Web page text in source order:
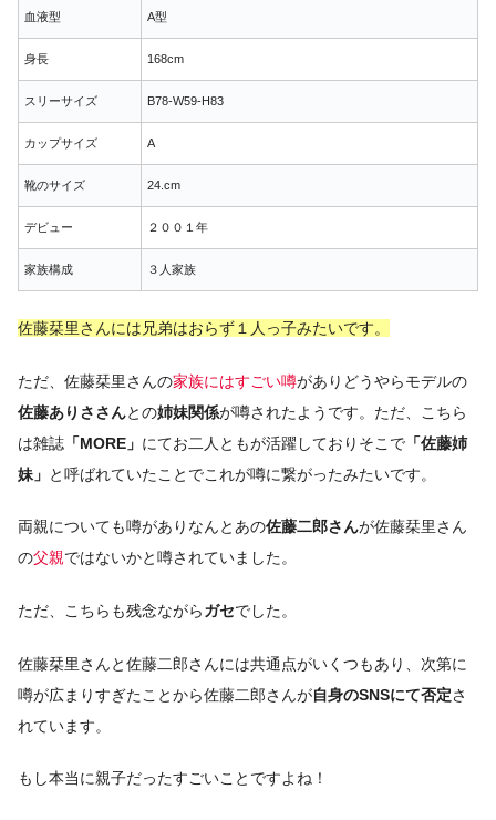
血液型 A型
身長 168cm
スリーサイズ B78-W59-H83
カップサイズ A
靴のサイズ 24.cm
デビュー ２００１年
家族構成 ３人家族
佐藤栞里さんには兄弟はおらず１人っ子みたいです。
ただ、佐藤栞里さんの家族にはすごい噂がありどうやらモデルの
佐藤ありささんとの姉妹関係が噂されたようです。ただ、こちら
は雑誌 「MORE」 にてお二人ともが活躍しておりそこで 「佐藤姉
妹」 と呼ばれていたことでこれが噂に繋がったみたいです。
両親についても噂がありなんとあの佐藤二郎さんが佐藤栞里さん
の父親ではないかと噂されていました。
ただ、こちらも残念ながらガセでした。
佐藤栞里さんと佐藤二郎さんには共通点がいくつもあり、次第に
噂が広まりすぎたことから佐藤二郎さんが自身のSNSにて否定さ
れています。
もし本当に親子だったすごいことですよね！